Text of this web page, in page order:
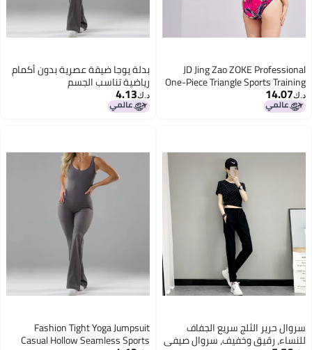
بدلة يوجا ضيقة عصرية بدون أكمام
رياضية تناسب الجسم
د.ك‏ 4.13
Fashion Tight Yoga Jumpsuit
Casual Hollow Seamless Sports